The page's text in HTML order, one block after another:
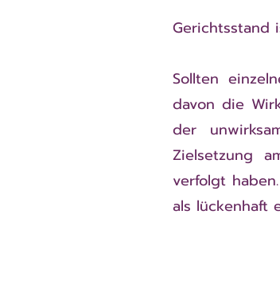
Gerichtsstand
Sollten
davon die
der
Zielsetzung
verfolgt
als lückenhaft